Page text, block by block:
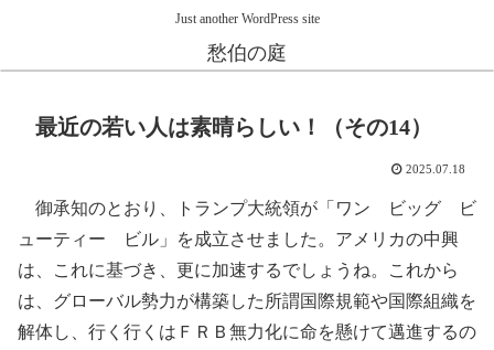
Just another WordPress site
愁伯の庭
最近の若い人は素晴らしい！（その14）
2025.07.18
御承知のとおり、トランプ大統領が「ワン ビッグ ビ
ューティー ビル」を成立させました。アメリカの中興
は、これに基づき、更に加速するでしょうね。これから
は、グローバル勢力が構築した所謂国際規範や国際組織を
解体し、行く行くはＦＲＢ無力化に命を懸けて邁進するの